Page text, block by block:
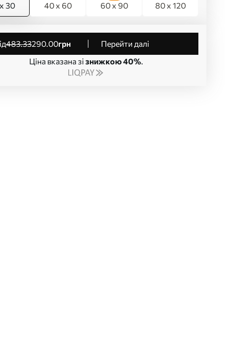
30 40 x 60 60 x 90 80 x 120
від483.33290.00грн
Перейти далі
Ціна вказана зі знижкою 40%.